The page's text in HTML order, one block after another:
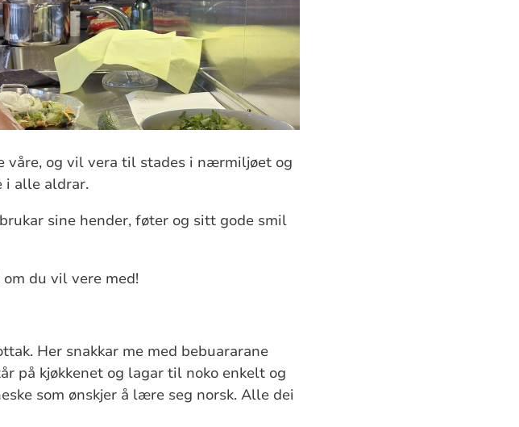
våre, og vil vera til stades i nærmiljøet og
i alle aldrar.
sine hender, føter og sitt gode smil
du vil vere med!
Her snakkar me med bebuararane
på kjøkkenet og lagar til noko enkelt og
som ønskjer å lære seg norsk. Alle dei